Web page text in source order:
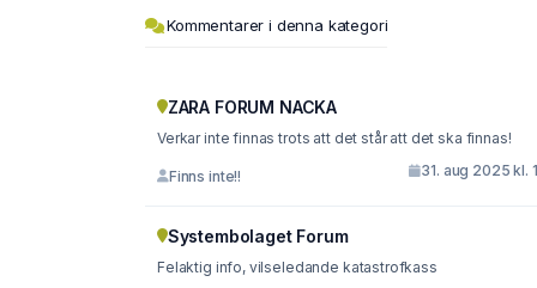
Kommentarer i denna kategori
ZARA FORUM NACKA
Verkar inte finnas trots att det står att det ska finnas!
Finns inte!! 31. aug 2025 kl.
Systembolaget Forum
Felaktig info, vilseledande katastrofkass